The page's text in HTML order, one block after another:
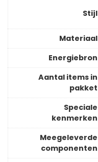
Stijl
Materiaal
Energiebron
Aantal items in
pakket
Speciale
kenmerken
Meegeleverde
componenten